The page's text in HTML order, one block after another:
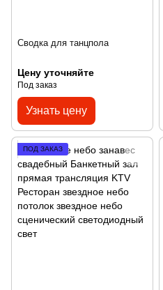
Сводка для танцпола
Цену уточняйте
Под заказ
Узнать цену
ПОД ЗАКАЗ